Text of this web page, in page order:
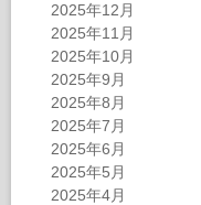
2025年12月
2025年11月
2025年10月
2025年9月
2025年8月
2025年7月
2025年6月
2025年5月
2025年4月